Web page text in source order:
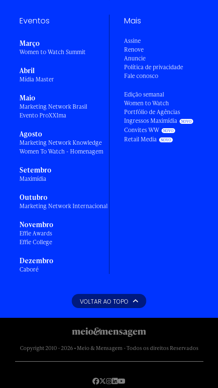
Eventos
Março
Women to Watch Summit
Abril
Mídia Master
Maio
Marketing Network Brasil
Evento ProXXIma
Agosto
Marketing Network Knowledge
Women To Watch - Homenagem
Setembro
Maximídia
Outubro
Marketing Network Internacional
Novembro
Effie Awards
Effie College
Dezembro
Caboré
Mais
Assine
Renove
Anuncie
Política de privacidade
Fale conosco
Edição semanal
Women to Watch
Portfólio de Agências
Ingressos Maximídia
Convites WW
Retail Media
VOLTAR AO TOPO
Copyright 2010 - 2026 • Meio & Mensagem - Todos os direitos Reservados